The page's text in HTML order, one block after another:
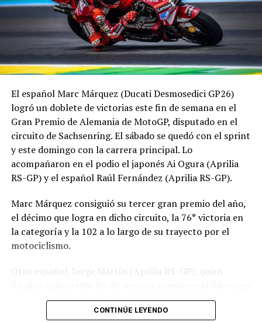
El español Marc Márquez (Ducati Desmosedici GP26)
logró un doblete de victorias este fin de semana en el
Gran Premio de Alemania de MotoGP, disputado en el
circuito de Sachsenring. El sábado se quedó con el sprint
y este domingo con la carrera principal. Lo
acompañaron en el podio el japonés Ai Ogura (Aprilia
RS-GP) y el español Raúl Fernández (Aprilia RS-GP).
Marc Márquez consiguió su tercer gran premio del año,
el décimo que logra en dicho circuito, la 76° victoria en
la categoría y la 102 a lo largo de su trayecto por el
motociclismo.
Otro español, Jorge Martín (Aprilia RS-GP), quien
en el campeonato con 208 puntos.
CONTINÚE LEYENDO